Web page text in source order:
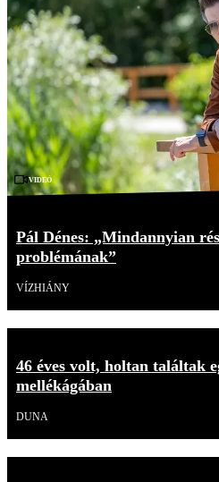
Videó
Pál Dénes: „Mindannyian
problémának”
VÍZHIÁNY
46 éves volt, holtan találtak
mellékágában
DUNA